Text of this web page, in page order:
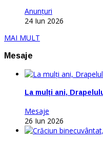
Anunţuri
24 Iun 2026
MAI MULT
Mesaje
La mulți ani,
Mesaje
26 Iun 2026